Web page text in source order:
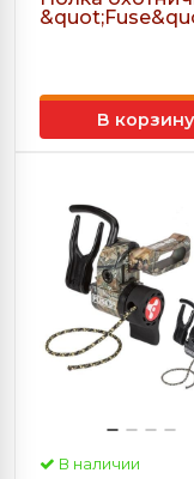
В корзину
В наличии